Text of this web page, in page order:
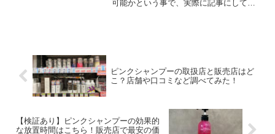
可能かという事で、実際に記事にしてみ
ピンクシャンプーの取扱店と販売店はど
こ？店舗や口コミなど調べてみた！
【検証あり】ピンクシャンプーの効果的
な放置時間はこちら！販売店で最安の価